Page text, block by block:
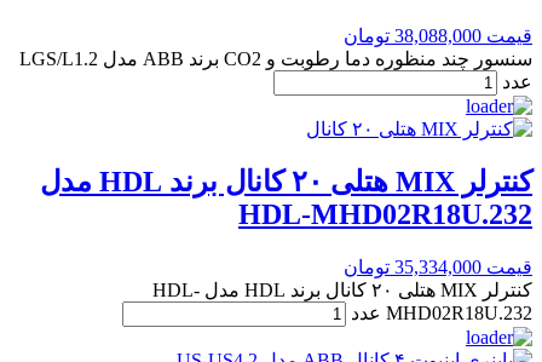
قیمت 38,088,000 تومان
سنسور چند منظوره دما رطوبت و CO2 برند ABB مدل LGS/L1.2
عدد
کنترلر MIX هتلی ۲۰ کانال برند HDL مدل
HDL-MHD02R18U.232
قیمت 35,334,000 تومان
کنترلر MIX هتلی ۲۰ کانال برند HDL مدل HDL-
MHD02R18U.232 عدد